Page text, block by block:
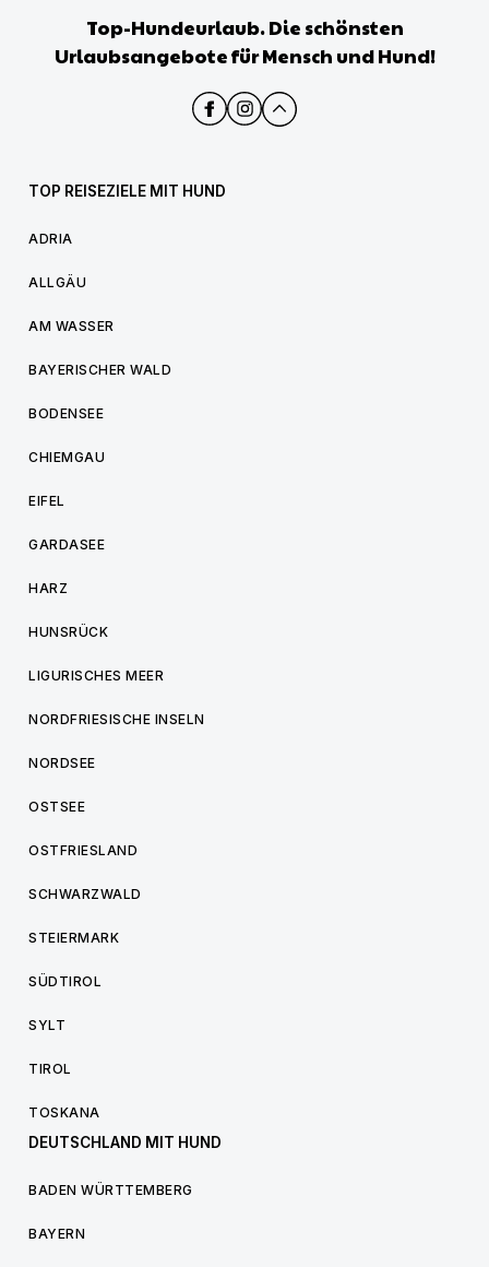
Top-Hundeurlaub. Die schönsten
Urlaubsangebote für Mensch und Hund!
TOP REISEZIELE MIT HUND
ADRIA
ALLGÄU
AM WASSER
BAYERISCHER WALD
BODENSEE
CHIEMGAU
EIFEL
GARDASEE
HARZ
HUNSRÜCK
LIGURISCHES MEER
NORDFRIESISCHE INSELN
NORDSEE
OSTSEE
OSTFRIESLAND
SCHWARZWALD
STEIERMARK
SÜDTIROL
SYLT
TIROL
TOSKANA
DEUTSCHLAND MIT HUND
BADEN WÜRTTEMBERG
BAYERN